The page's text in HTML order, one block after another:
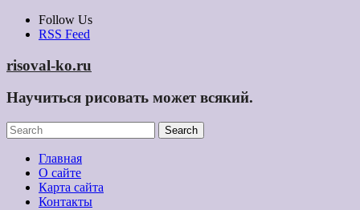
Skip
Follow Us
RSS Feed
risoval-ko.ru
Научиться рисовать может всякий.
Главная
О сайте
Карта сайта
Контакты